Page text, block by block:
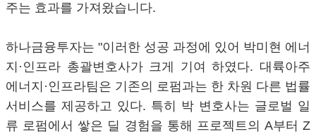
주는 효과를 가져왔습니다.
하나금융투자는 "이러한 성공 과정에 있어 박미현 에너
지·인프라 총괄변호사가 크게 기여 하였다. 대륙아주
에너지·인프라팀은 기존의 로펌과는 한 차원 다른 법률
서비스를 제공하고 있다. 특히 박 변호사는 글로벌 일
류 로펌에서 쌓은 딜 경험을 통해 프로젝트의 A부터 Z